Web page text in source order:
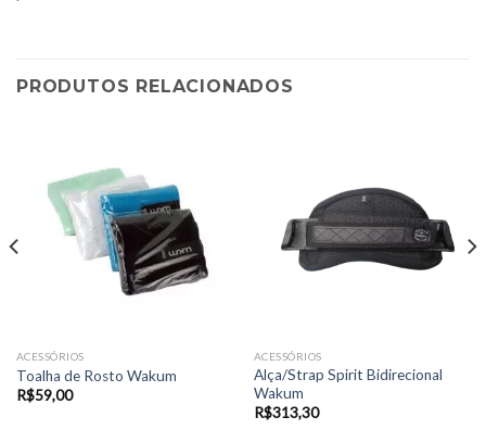
PRODUTOS RELACIONADOS
ACESSÓRIOS
Toalha de Rosto Wakum
R$59,00
ACESSÓRIOS
Alça/Strap Spirit Bidirecional
Wakum
R$313,30